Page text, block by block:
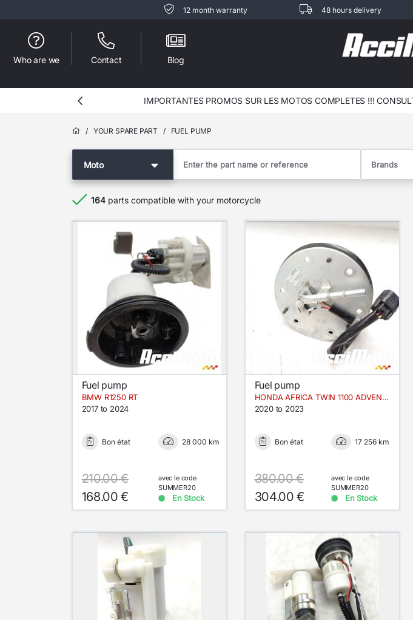
12 month warranty 48 hours delivery
Who are we Contact Blog
IMPORTANTES PROMOS SUR LES MOTOS COMPLETES !!!
/ YOUR SPARE PART / FUEL PUMP
Moto Brands
164parts compatible with your motorcycle
Fuel pump
BMW R1250 RT
2017 to 2024
Bon état 28 000 km
210.00 €
168.00 €
avec le code
SUMMER20
En Stock
Fuel pump
HONDA AFRICA TWIN 1100 ADVENTURE SPORT
2020 to 2023
Bon état 17 256 km
380.00 €
304.00 €
avec le code
SUMMER20
En Stock